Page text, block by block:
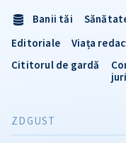
Banii tăi
Editoriale
Viața
Cititorul de gardă
ZDGUST